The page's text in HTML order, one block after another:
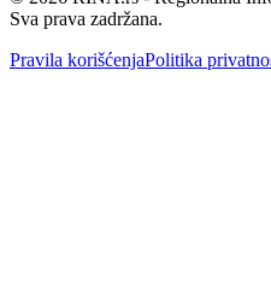
Sva prava zadržana.
Pravila korišćenjaPolitika